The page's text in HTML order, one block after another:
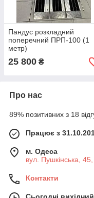
Пандус розкладний
поперечний ПРП-100 (1
метр)
25 800 ₴
Про нас
89% позитивних з 18
Працює з
м. Одеса
вул. Пушкінська,
Контакти